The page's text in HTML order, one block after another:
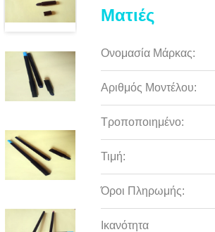
Ματιές
Ονομασία Μάρκας:
Αριθμός Μοντέλου:
Τροποποιημένο:
Τιμή:
Όροι Πληρωμής:
Ικανότητα